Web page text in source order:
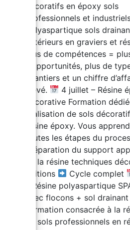
décoratifs en époxy sols
professionnels et
polyaspartique sols
extérieurs en graviers et
Plus de compétences =
d’opportunités, plus de
chantiers et un chiffre
élevé.
4 juillet – Résine
décorative Formation
réalisation de sols
résine époxy. Vous
toutes les étapes du
préparation du support
de la résine techniques
finitions
Cycle complet
– Résine polyaspartique
avec flocons + sol
Formation consacrée à la
de sols professionnels en